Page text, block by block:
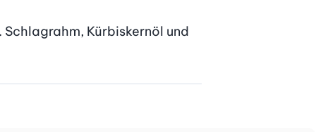
Kürbiskernöl und